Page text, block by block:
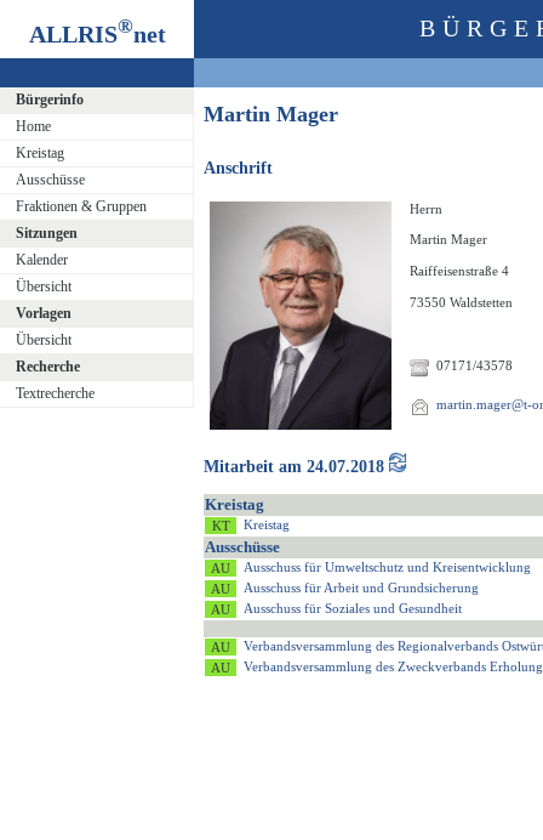
ALLRIS®net
Bürgerinfo
Home
Kreistag
Ausschüsse
Fraktionen & Gruppen
Sitzungen
Kalender
Übersicht
Vorlagen
Übersicht
Recherche
Textrecherche
Martin Mager
Anschrift
Herrn
Martin Mager
Raiffeisenstraße 4
73550 Waldstetten
07171/43578
martin.mager@t-
Mitarbeit am 24.07.2018
Kreistag
Kreistag
Ausschüsse
Ausschuss für Umweltschutz und Kreisentwicklung
Ausschuss für Arbeit und Grundsicherung
Ausschuss für Soziales und Gesundheit
Verbandsversammlung des Regionalverbands
Verbandsversammlung des Zweckverbands